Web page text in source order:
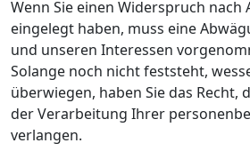
Wenn Sie einen Widerspruch nach
eingelegt haben, muss eine
und unseren Interessen
Solange noch nicht feststeht,
überwiegen, haben Sie das Recht,
der Verarbeitung Ihrer
verlangen.